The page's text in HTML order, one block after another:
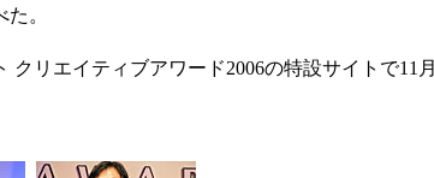
。
リエイティブアワード2006の特設サイトで11月